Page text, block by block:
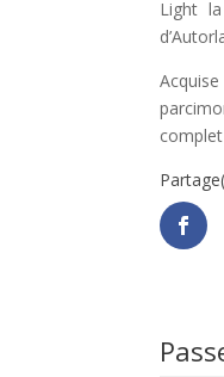
Light